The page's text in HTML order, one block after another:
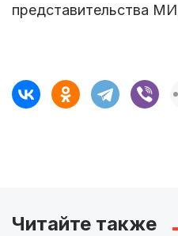
представительства
Читайте также